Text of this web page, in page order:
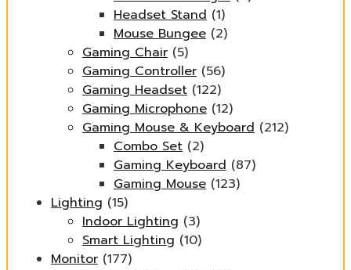
Headset Stand (1)
Mouse Bungee (2)
Gaming Chair (5)
Gaming Controller (56)
Gaming Headset (122)
Gaming Microphone (12)
Gaming Mouse & Keyboard (212)
Combo Set (2)
Gaming Keyboard (87)
Gaming Mouse (123)
Lighting (15)
Indoor Lighting (3)
Smart Lighting (10)
Monitor (177)